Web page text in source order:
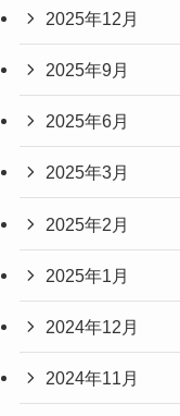
2025年12月
2025年9月
2025年6月
2025年3月
2025年2月
2025年1月
2024年12月
2024年11月